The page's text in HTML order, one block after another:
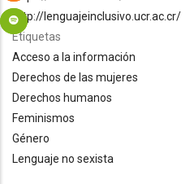
http://lenguajeinclusivo.ucr.ac.cr/
Etiquetas
Acceso a la información
Derechos de las mujeres
Derechos humanos
Feminismos
Género
Lenguaje no sexista